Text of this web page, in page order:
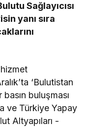
Sağlayıcısı
yanı sıra
‘Bulutistan
buluşması
ve Türkiye Yapay
Altyapıları -